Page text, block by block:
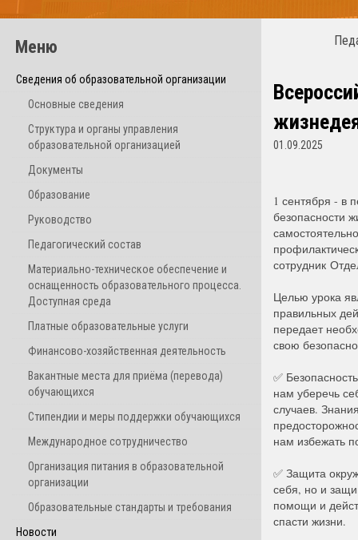
Меню
Сведения об образовательной организации
Основные сведения
Структура и органы управления
образовательной организацией
Документы
Образование
Руководство
Педагогический состав
Материально-техническое обеспечение и
оснащенность образовательного процесса.
Доступная среда
Платные образовательные услуги
Финансово-хозяйственная деятельность
Вакантные места для приёма (перевода)
обучающихся
Стипендии и меры поддержки обучающихся
Международное сотрудничество
Организация питания в образовательной
организации
Образовательные стандарты и требования
Новости
01.09.2025
1 сентября - в
безопасности
сотрудник
Целью урока
правильных
передает
свою
✅
нам уберечь
случаев.
нам избежать
✅ Защита
себя, но и
помощи и
спасти жизни.